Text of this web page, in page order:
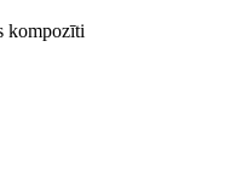
kompozīti